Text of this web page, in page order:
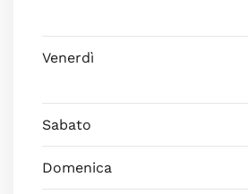
Venerdì
Sabato
Domenica